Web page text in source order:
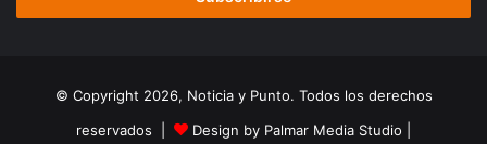
© Copyright 2026, Noticia y Punto. Todos los derechos
reservados |
Design by Palmar Media Studio